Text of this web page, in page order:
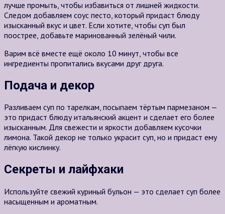
лучше промыть, чтобы избавиться от лишней жидкости.
Следом добавляем соус песто, который придаст блюду
изысканный вкус и цвет. Если хотите, чтобы суп был
поострее, добавьте маринованный зелёный чили.
Варим всё вместе ещё около 10 минут, чтобы все
ингредиенты пропитались вкусами друг друга.
Подача и декор
Разливаем суп по тарелкам, посыпаем тёртым пармезаном —
это придаст блюду итальянский акцент и сделает его более
изысканным. Для свежести и яркости добавляем кусочки
лимона. Такой декор не только украсит суп, но и придаст ему
лёгкую кислинку.
Секреты и лайфхаки
Используйте свежий куриный бульон — это сделает суп более
насыщенным и ароматным.